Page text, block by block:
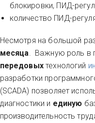
блокировки, ПИД-
количество ПИД-
Несмотря на большой
месяца . Важную роль в
передовыхтехнологий
разработки
(SCADA) позволяет
диагностики и единую
производительность